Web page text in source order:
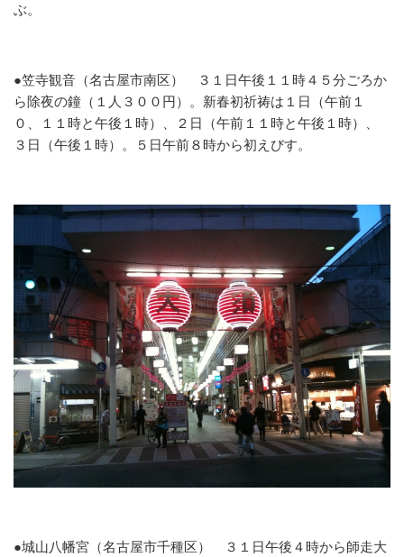
ぶ。
●笠寺観音（名古屋市南区）
３１日午後１１時４５分ごろか
ら除夜の鐘（１人３００円）。新春初祈祷は１日（午前１
０、１１時と午後１時）、２日（午前１１時と午後１時）、
３日（午後１時）。５日午前８時から初えびす。
●城山八幡宮（名古屋市千種区） ３１日午後４時から師走大